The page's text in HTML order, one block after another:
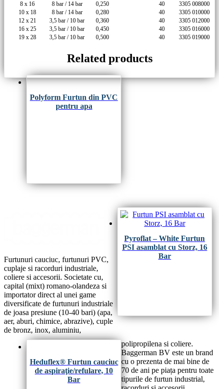
8 x 16
8 bar / 14 bar 0,250 40
3305 008000
10 x 18
8 bar / 14 bar 0,280 40
3305 010000
12 x 21
3,5 bar / 10 bar 0,360 40
3305 012000
16 x 25
3,5 bar / 10 bar 0,450 40
3305 016000
19 x 28
3,5 bar / 10 bar 0,500 40 3305 019000
Related products
Polyform Furtun din PVC
pentru apa
Pyroflat – White Furtun
PSI asamblat cu Storz, 16
Bar
Heduflex® Furtun cauciuc
de aspiraţie/refulare, 10
Bar
Furtunuri cauciuc, furtunuri PVC,
cuplaje si racorduri industriale,
coliere si accesorii. Societate cu,
capital (mixt) romano-olandeza si
importator direct al unei game
diversificate de furtunuri industriale
de joasa presiune (10-40 bari) (apa,
aer, aburi, chimice, abrazive), cuple
de bronz, inox, aluminiu,
polipropilena si coliere.
Baggerman BV este un brand
cu o prezenta de mai bine de
70 de ani pe piața pentru toate
tipurile de furtun industrial,